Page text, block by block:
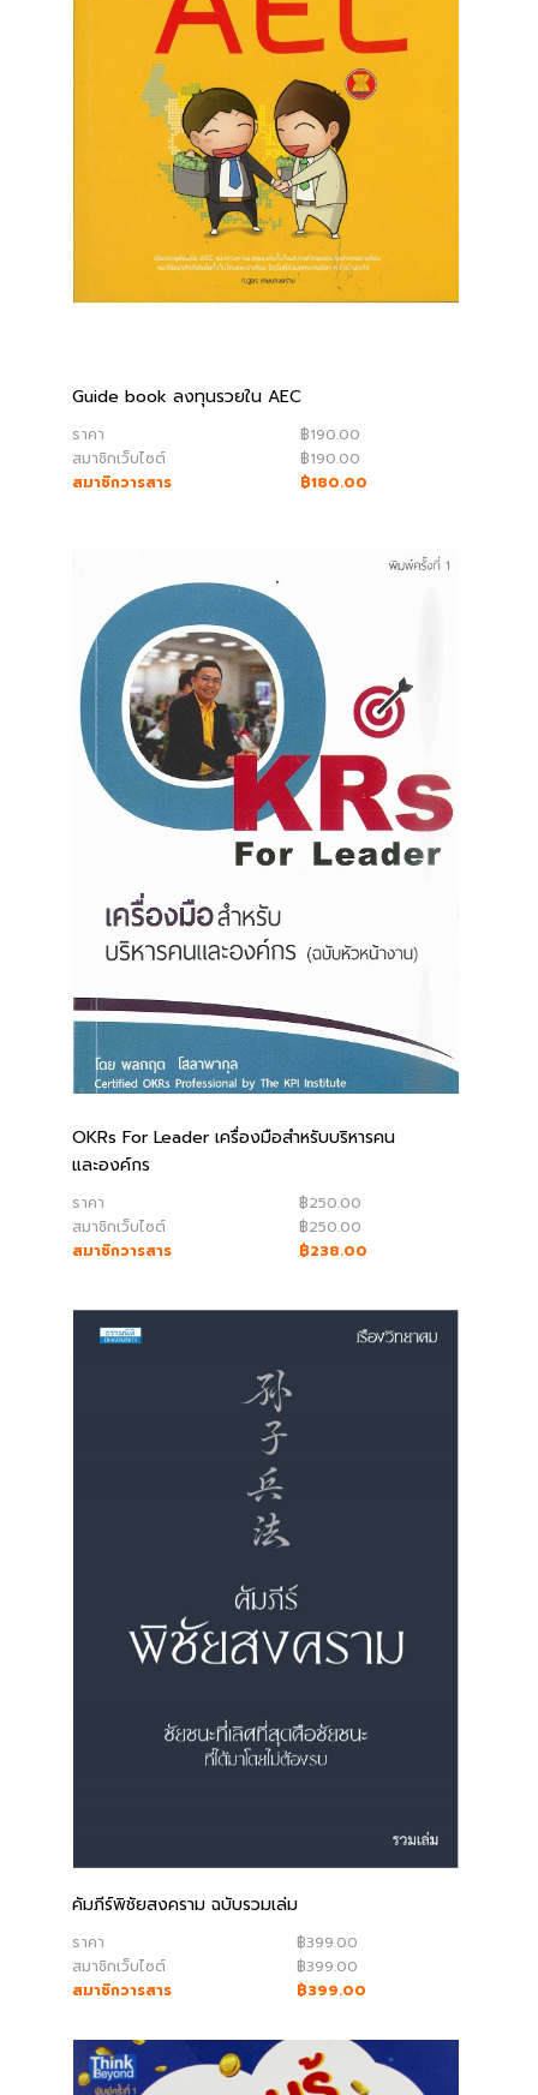
Guide book ลงทุนรวยใน AEC
ราคา
฿190.00
สมาชิกเว็บไซต์
฿190.00
สมาชิกวารสาร
฿180.00
OKRs For Leader เครื่องมือสำหรับบริหารคน
และองค์กร
ราคา
฿250.00
สมาชิกเว็บไซต์
฿250.00
สมาชิกวารสาร
฿238.00
คัมภีร์พิชัยสงคราม ฉบับรวมเล่ม
ราคา
฿399.00
สมาชิกเว็บไซต์
฿399.00
สมาชิกวารสาร
฿399.00